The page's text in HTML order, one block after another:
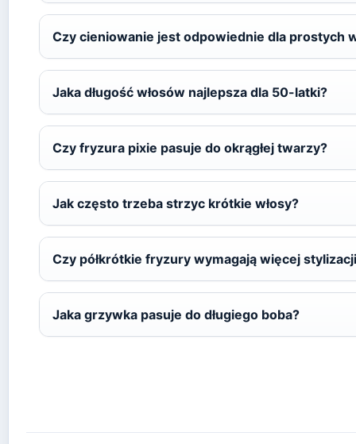
Czy cieniowanie jest odpowiednie dla prostych
Jaka długość włosów najlepsza dla 50-latki?
Czy fryzura pixie pasuje do okrągłej twarzy?
Jak często trzeba strzyc krótkie włosy?
Czy półkrótkie fryzury wymagają więcej
Jaka grzywka pasuje do długiego boba?